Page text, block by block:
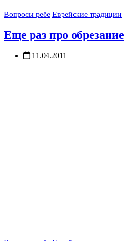
Вопросы ребе Еврейские традиции
Еще раз про обрезание
11.04.2011